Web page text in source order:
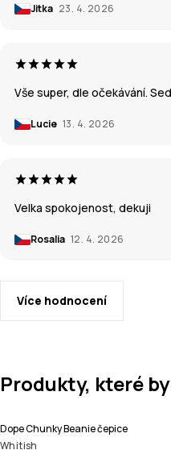
Jitka 23. 4. 2026
Vše super, dle očekávání.
Lucie 13. 4. 2026
Velka spokojenost, dekuji
Rosalia 12. 4. 2026
Více hodnocení
Produkty, které
Dope Chunky Beanie čepice
Whitish